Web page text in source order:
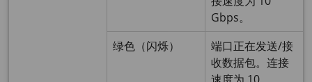
Gbps。
绿色（闪烁）
端口正在发送/接
收数据包。连接